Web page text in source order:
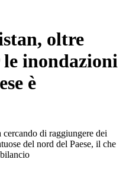
oltre
inondazioni
è
di raggiungere dei
del nord del Paese, il che